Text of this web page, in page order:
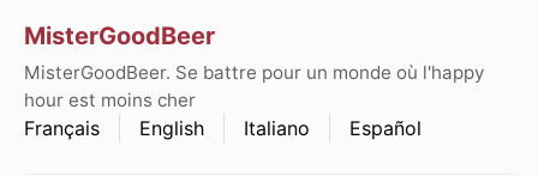
MisterGoodBeer
MisterGoodBeer. Se battre pour un monde où l'happy
hour est moins cher
Français English Italiano Español